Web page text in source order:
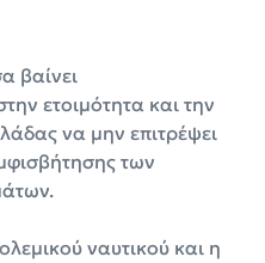
βαίνει
ετοιμότητα και την
να μην επιτρέψει
των
ναυτικού και η